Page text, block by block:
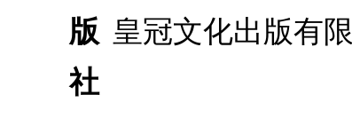
版
社
皇冠文化出版有